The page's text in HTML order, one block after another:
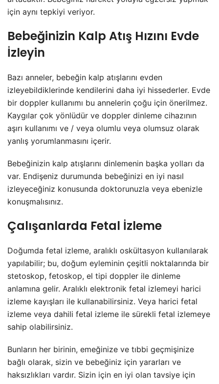
için aynı tepkiyi veriyor.
Bebeğinizin Kalp Atış Hızını Evde
İzleyin
Bazı anneler, bebeğin kalp atışlarını evden
izleyebildiklerinde kendilerini daha iyi hissederler. Evde
bir doppler kullanımı bu annelerin çoğu için önerilmez.
Kaygılar çok yönlüdür ve doppler dinleme cihazının
aşırı kullanımı ve / veya olumlu veya olumsuz olarak
yanlış yorumlanmasını içerir.
Bebeğinizin kalp atışlarını dinlemenin başka yolları da
var. Endişeniz durumunda bebeğinizi en iyi nasıl
izleyeceğiniz konusunda doktorunuzla veya ebenizle
konuşmalısınız.
Çalışanlarda Fetal İzleme
Doğumda fetal izleme, aralıklı oskültasyon kullanılarak
yapılabilir; bu, doğum eyleminin çeşitli noktalarında bir
stetoskop, fetoskop, el tipi doppler ile dinleme
anlamına gelir. Aralıklı elektronik fetal izlemeyi harici
izleme kayışları ile kullanabilirsiniz. Veya harici fetal
izleme veya dahili fetal izleme ile sürekli fetal izlemeye
sahip olabilirsiniz.
Bunların her birinin, emeğinize ve tıbbi geçmişinize
bağlı olarak, sizin ve bebeğiniz için yararları ve
haksızlıkları vardır. Sizin için en iyi olan tavsiye için